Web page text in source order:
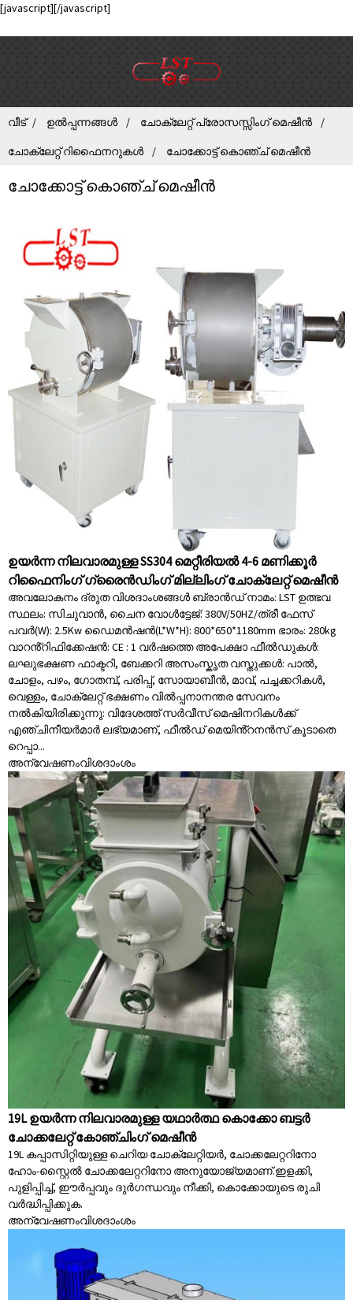
[javascript][/javascript]
വീട് ഉൽപ്പന്നങ്ങൾ ചോക്ലേറ്റ് പ്രോസസ്സിംഗ് മെഷീൻ
ചോക്ലേറ്റ് റിഫൈനറുകൾ ചോക്കോട്ട് കൊഞ്ച് മെഷീൻ
ചോക്കോട്ട് കൊഞ്ച് മെഷീൻ
ഉയർന്ന നിലവാരമുള്ള SS304 മെറ്റീരിയൽ 4-6 മണിക്കൂർ
റിഫൈനിംഗ് ഗ്രൈൻഡിംഗ് മില്ലിംഗ് ചോക്ലേറ്റ് മെഷീൻ
അവലോകനം ദ്രുത വിശദാംശങ്ങൾ ബ്രാൻഡ് നാമം: LST ഉത്ഭവ
സ്ഥലം: സിചുവാൻ, ചൈന വോൾട്ടേജ്: 380V/50HZ/ത്രീ ഫേസ്
പവർ(W): 2.5Kw ഡൈമൻഷൻ(L*W*H): 800*650*1180mm ഭാരം: 280kg
വാറൻ്റിഫിക്കേഷൻ: CE : 1 വർഷത്തെ അപേക്ഷാ ഫീൽഡുകൾ:
ലഘുഭക്ഷണ ഫാക്ടറി, ബേക്കറി അസംസ്കൃത വസ്തുക്കൾ: പാൽ,
ചോളം, പഴം, ഗോതമ്പ്, പരിപ്പ്, സോയാബീൻ, മാവ്, പച്ചക്കറികൾ,
വെള്ളം, ചോക്ലേറ്റ് ഭക്ഷണം വിൽപ്പനാനന്തര സേവനം
നൽകിയിരിക്കുന്നു: വിദേശത്ത് സർവീസ് മെഷിനറികൾക്ക്
എഞ്ചിനീയർമാർ ലഭ്യമാണ്, ഫീൽഡ് മെയിൻ്റനൻസ് കൂടാതെ
റെപ്പാ...
അന്വേഷണംവിശദാംശം
19L ഉയർന്ന നിലവാരമുള്ള യഥാർത്ഥ കൊക്കോ ബട്ടർ
ചോക്കലേറ്റ് കോഞ്ചിംഗ് മെഷീൻ
19L കപ്പാസിറ്റിയുള്ള ചെറിയ ചോക്ലേറ്റിയർ, ചോക്കലേറ്ററിനോ
ഹോം-സ്റ്റൈൽ ചോക്കലേറ്ററിനോ അനുയോജ്യമാണ്.ഇളക്കി,
പുളിപ്പിച്ച്, ഈർപ്പവും ദുർഗന്ധവും നീക്കി, കൊക്കോയുടെ രുചി
വർദ്ധിപ്പിക്കുക.
അന്വേഷണംവിശദാംശം